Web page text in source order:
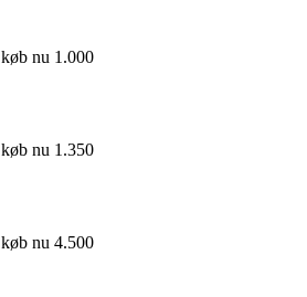
køb nu 1.000
køb nu 1.350
køb nu 4.500